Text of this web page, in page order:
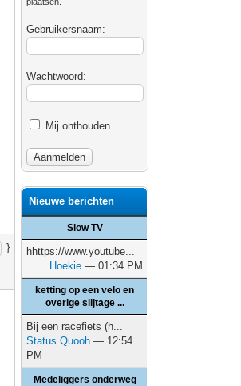
}
Gebruikersnaam:
Wachtwoord:
Mij onthouden
Nieuwe berichten
Slow TV
hhttps://www.youtube...
Hoekie — 01:34 PM
ketting op een velo en
overige slijtage ...
Bij een racefiets (h...
Status Quooh — 12:54
PM
Medeliggers onderweg